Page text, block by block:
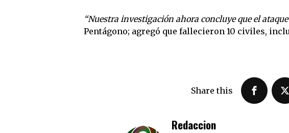
“Nuestra investigación ahora concluye que el
Pentágono; agregó que fallecieron 10 civiles,
Share this
Redaccion